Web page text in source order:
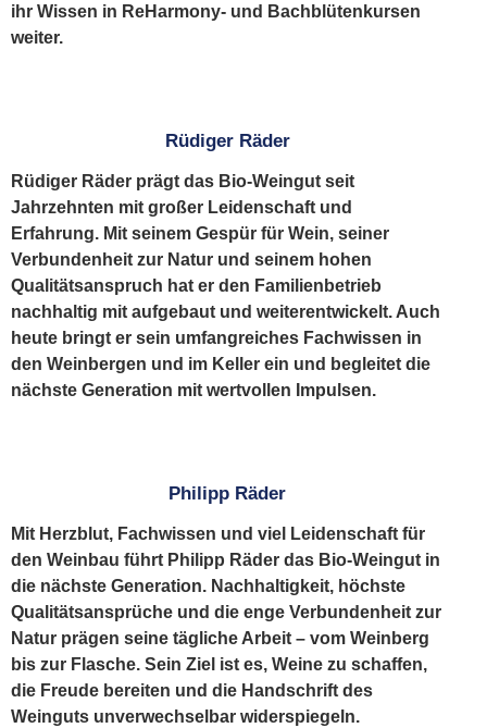
ihr Wissen in ReHarmony- und Bachblütenkursen
weiter.
Rüdiger Räder
Rüdiger Räder prägt das Bio-Weingut seit
Jahrzehnten mit großer Leidenschaft und
Erfahrung. Mit seinem Gespür für Wein, seiner
Verbundenheit zur Natur und seinem hohen
Qualitätsanspruch hat er den Familienbetrieb
nachhaltig mit aufgebaut und weiterentwickelt. Auch
heute bringt er sein umfangreiches Fachwissen in
den Weinbergen und im Keller ein und begleitet die
nächste Generation mit wertvollen Impulsen.
Philipp Räder
Mit Herzblut, Fachwissen und viel Leidenschaft für
den Weinbau führt Philipp Räder das Bio-Weingut in
die nächste Generation. Nachhaltigkeit, höchste
Qualitätsansprüche und die enge Verbundenheit zur
Natur prägen seine tägliche Arbeit – vom Weinberg
bis zur Flasche. Sein Ziel ist es, Weine zu schaffen,
die Freude bereiten und die Handschrift des
Weinguts unverwechselbar widerspiegeln.